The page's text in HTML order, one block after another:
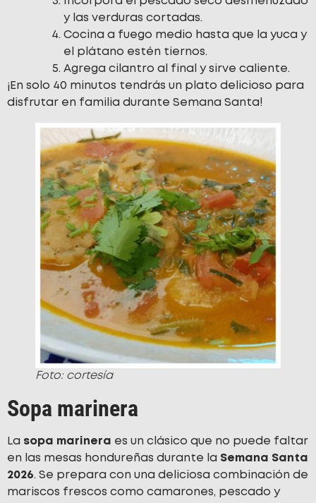
y las verduras cortadas.
Cocina a fuego medio hasta que la yuca y
el plátano estén tiernos.
Agrega cilantro al final y sirve caliente.
¡En solo 40 minutos tendrás un plato delicioso para
disfrutar en familia durante Semana Santa!
Foto: cortesía
Sopa marinera
La sopa marinera es un clásico que no puede faltar
en las mesas hondureñas durante la Semana Santa
2026. Se prepara con una deliciosa combinación de
mariscos frescos como camarones, pescado y